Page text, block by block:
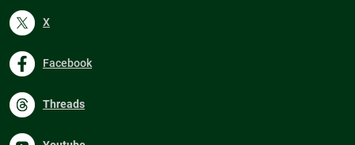
X
Facebook
Threads